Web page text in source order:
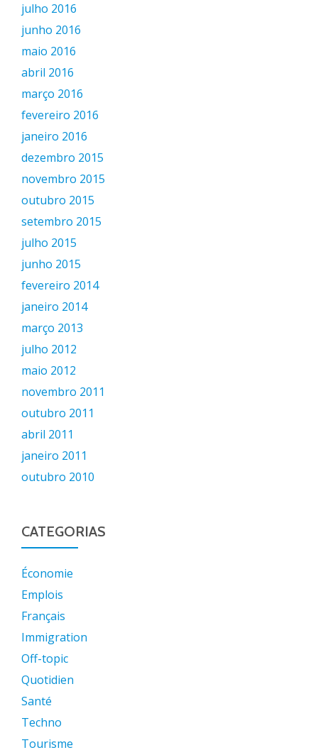
julho 2016
junho 2016
maio 2016
abril 2016
março 2016
fevereiro 2016
janeiro 2016
dezembro 2015
novembro 2015
outubro 2015
setembro 2015
julho 2015
junho 2015
fevereiro 2014
janeiro 2014
março 2013
julho 2012
maio 2012
novembro 2011
outubro 2011
abril 2011
janeiro 2011
outubro 2010
CATEGORIAS
Économie
Emplois
Français
Immigration
Off-topic
Quotidien
Santé
Techno
Tourisme